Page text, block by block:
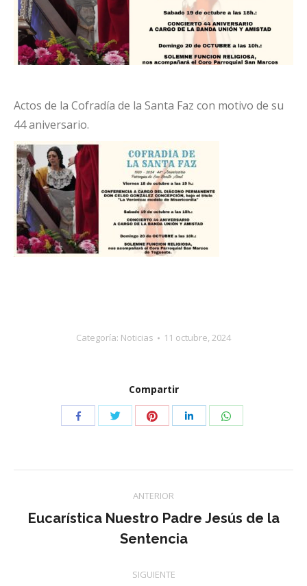
Actos de la Cofradía de la Santa Faz con motivo de su
44 aniversario.
Categoría: Noticias 11 octubre, 2024
Compartir
CompartirCompartirCompartirCompartirCompartir
Navegación
entre
publicaciones
ANTERIOR
Publicación
anterior:
Eucarística Nuestro Padre Jesús de la
Sentencia
SIGUIENTE